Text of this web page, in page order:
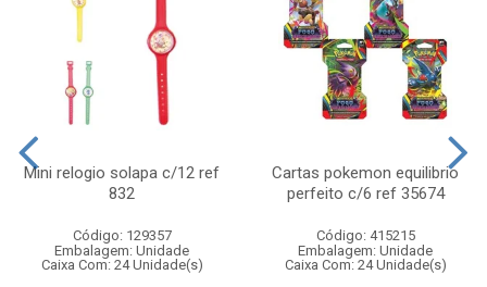
Mini relogio solapa c/12 ref
832
Código: 129357
Embalagem: Unidade
Caixa Com: 24 Unidade(s)
Cartas pokemon equilibrio
perfeito c/6 ref 35674
Código: 415215
Embalagem: Unidade
Caixa Com: 24 Unidade(s)